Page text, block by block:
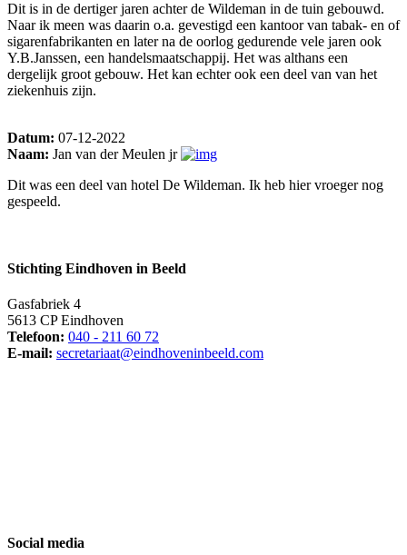
Dit is in de dertiger jaren achter de Wildeman in de tuin gebouwd.
Naar ik meen was daarin o.a. gevestigd een kantoor van tabak- en of
sigarenfabrikanten en later na de oorlog gedurende vele jaren ook
Y.B.Janssen, een handelsmaatschappij. Het was althans een
dergelijk groot gebouw. Het kan echter ook een deel van van het
ziekenhuis zijn.
Datum: 07-12-2022
Naam: Jan van der Meulen jr
Dit was een deel van hotel De Wildeman. Ik heb hier vroeger nog
gespeeld.
Stichting Eindhoven in Beeld
Gasfabriek 4
5613 CP Eindhoven
Telefoon: 040 - 211 60 72
E-mail: secretariaat@eindhoveninbeeld.com
Social media